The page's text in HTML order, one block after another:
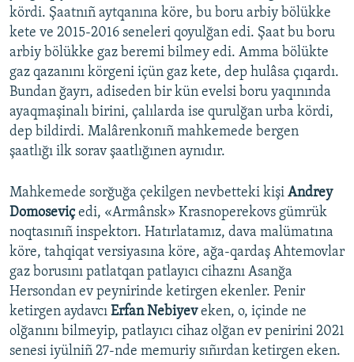
kördi. Şaatnıñ aytqanına köre, bu boru arbiy bölükke
kete ve 2015-2016 seneleri qoyulğan edi. Şaat bu boru
arbiy bölükke gaz beremi bilmey edi. Amma bölükte
gaz qazanını körgeni içün gaz kete, dep hulâsa çıqardı.
Bundan ğayrı, adiseden bir kün evelsi boru yaqınında
ayaqmaşinalı birini, çalılarda ise qurulğan urba kördi,
dep bildirdi. Malârenkonıñ mahkemede bergen
şaatlığı ilk sorav şaatlığınen aynıdır.
Mahkemede sorğuğa çekilgen nevbetteki kişi Andrey
Domoseviçedi, «Armânsk» Krasnoperekovs gümrük
noqtasınıñ inspektorı. Hatırlatamız, dava malümatına
köre, tahqiqat versiyasına köre, ağa-qardaş Ahtemovlar
gaz borusını patlatqan patlayıcı cihaznı Asanğa
Hersondan ev peynirinde ketirgen ekenler. Penir
ketirgen aydavcı Erfan Nebiyeveken, o, içinde ne
olğanını bilmeyip, patlayıcı cihaz olğan ev penirini 2021
senesi iyülniñ 27-nde memuriy sıñırdan ketirgen eken.